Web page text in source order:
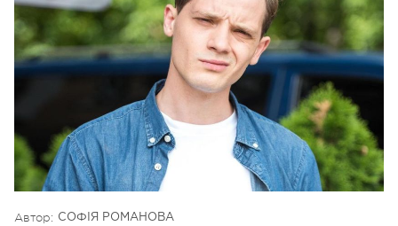
Автор: СОФІЯ РОМАНОВА